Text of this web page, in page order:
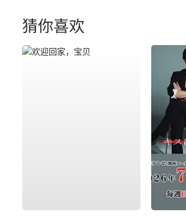
猜你喜欢